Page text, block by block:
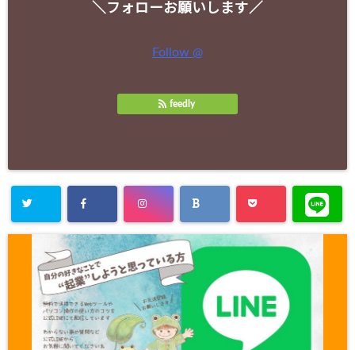
＼フォローお願いします／
Follow @
feedly